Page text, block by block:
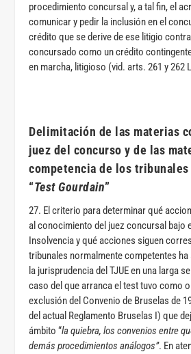
procedimiento concursal y, a tal fin, el
comunicar y pedir la inclusión en el
crédito que se derive de ese litigio
concursado como un crédito
en marcha, litigioso (vid. arts. 261 y 262
Delimitación de las materias
juez del concurso y de las
competencia de los tribunales
“Test Gourdain”
27. El criterio para determinar qué
al conocimiento del juez concursal bajo
Insolvencia y qué acciones siguen
tribunales normalmente competentes
la jurisprudencia del TJUE en una larga
caso del que arranca el test tuvo como
exclusión del Convenio de Bruselas de
del actual Reglamento Bruselas I) que
ámbito “la quiebra, los convenios entre
demás procedimientos análogos”. En